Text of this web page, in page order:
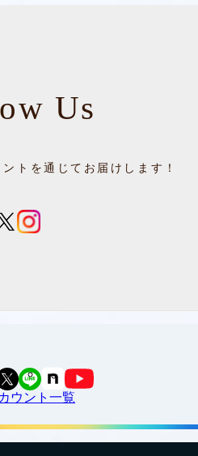
Us
トを通じてお届けします！
ウント一覧